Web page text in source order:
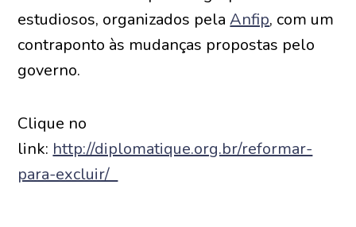
estudiosos, organizados pelaAnfip, com um
contraponto às mudanças propostas pelo
governo.
Clique no
link: http://diplomatique.org.br/reformar-
para-excluir/